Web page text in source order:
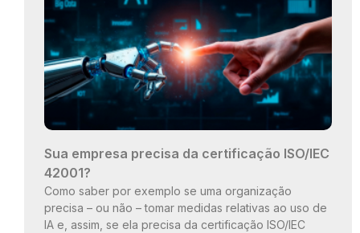
Sua empresa precisa da certificação ISO/IEC
42001?
Como saber por exemplo se uma organização
precisa – ou não – tomar medidas relativas ao uso de
IA e, assim, se ela precisa da certificação ISO/IEC